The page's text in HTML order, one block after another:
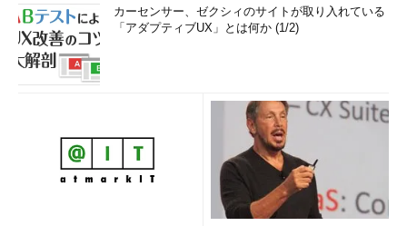
カーセンサー、ゼクシィのサイトが取り入れている
「アダプティブUX」とは何か (1/2)